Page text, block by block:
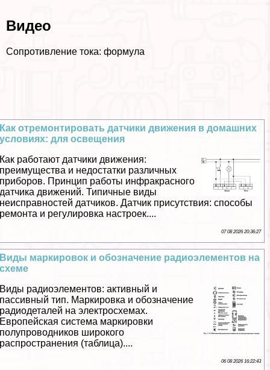
Видео
Сопротивление тока: формула
Как отремонтировать датчики движения в домашних
условиях: для освещения
Как работают датчики движения:
преимущества и недостатки различных
приборов. Принцип работы инфpaкрасного
датчика движений. Типичные виды
неисправностей датчиков. Датчик присутствия: способы
ремонта и регулировка настроек....
07 08 2026 20:36:27
Виды маркировок и обозначение радиоэлементов на
схеме
Виды радиоэлементов: активный и
пассивный тип. Маркировка и обозначение
радиодеталей на электросхемах.
Европейская система маркировки
полупроводников широкого
распространения (таблица)....
06 08 2026 16:22:43